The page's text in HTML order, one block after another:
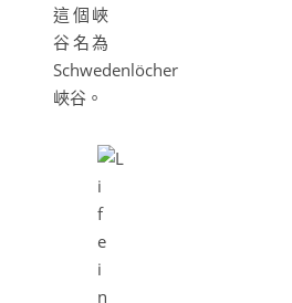
這個峽
谷名為
Schwedenlöcher
峽谷。